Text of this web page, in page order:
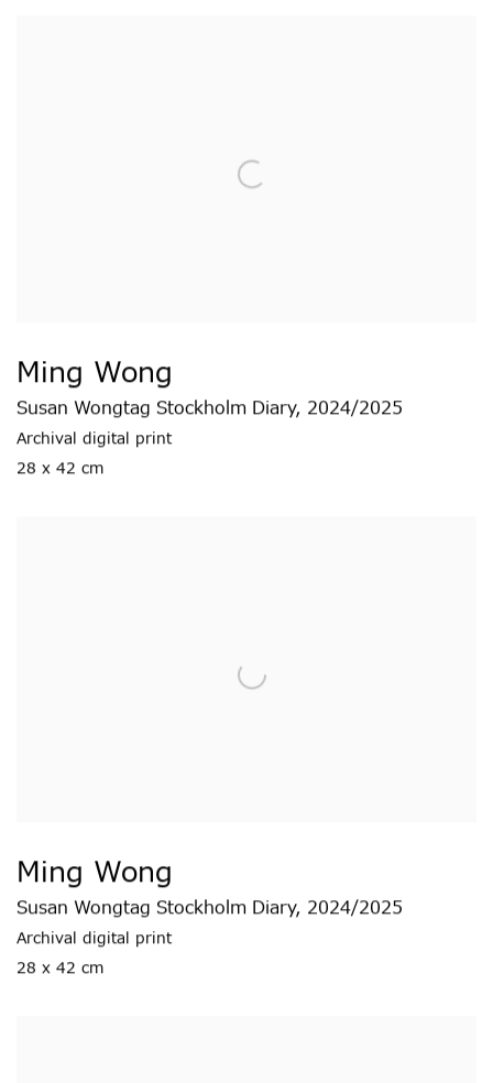
Ming Wong
Susan Wongtag Stockholm Diary, 2024/2025
Archival digital print
28 x 42 cm
Ming Wong
Susan Wongtag Stockholm Diary, 2024/2025
Archival digital print
28 x 42 cm